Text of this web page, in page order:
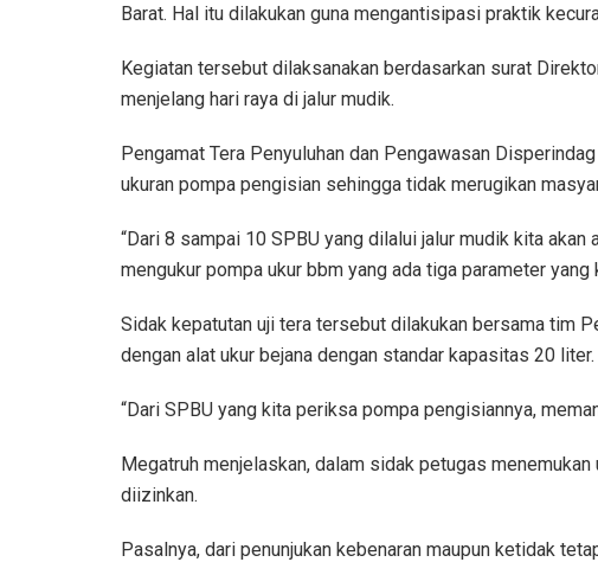
Barat. Hal itu dilakukan guna mengantisipasi praktik
Kegiatan tersebut dilaksanakan berdasarkan surat
menjelang hari raya di jalur mudik.
Pengamat Tera Penyuluhan dan Pengawasan
ukuran pompa pengisian sehingga tidak merugikan
“Dari 8 sampai 10 SPBU yang dilalui jalur mudik kita
mengukur pompa ukur bbm yang ada tiga parameter
Sidak kepatutan uji tera tersebut dilakukan bersama tim
dengan alat ukur bejana dengan standar kapasitas 20 liter.
“Dari SPBU yang kita periksa pompa pengisiannya,
Megatruh menjelaskan, dalam sidak petugas
diizinkan.
Pasalnya, dari penunjukan kebenaran maupun ketidak